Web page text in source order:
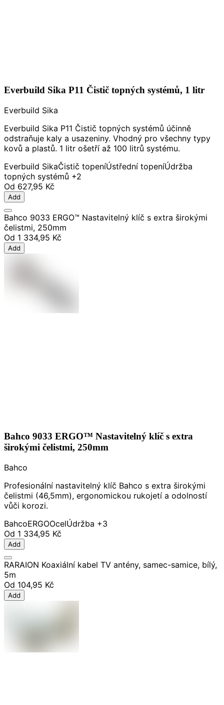
Everbuild Sika P11 Čistič topných systémů, 1 litr
Everbuild Sika
Everbuild Sika P11 Čistič topných systémů účinně
odstraňuje kaly a usazeniny. Vhodný pro všechny typy
kovů a plastů. 1 litr ošetří až 100 litrů systému.
Everbuild SikaČistič topeníÚstřední topeníÚdržba
topných systémů +2
Od 627,95 Kč
Add
Bahco 9033 ERGO™ Nastavitelný klíč s extra širokými
čelistmi, 250mm
Od 1 334,95 Kč
Add
Bahco 9033 ERGO™ Nastavitelný klíč s extra
širokými čelistmi, 250mm
Bahco
Profesionální nastavitelný klíč Bahco s extra širokými
čelistmi (46,5mm), ergonomickou rukojetí a odolností
vůči korozi.
BahcoERGOOcelÚdržba +3
Od 1 334,95 Kč
Add
RARAION Koaxiální kabel TV antény, samec-samice, bílý,
5m
Od 104,95 Kč
Add